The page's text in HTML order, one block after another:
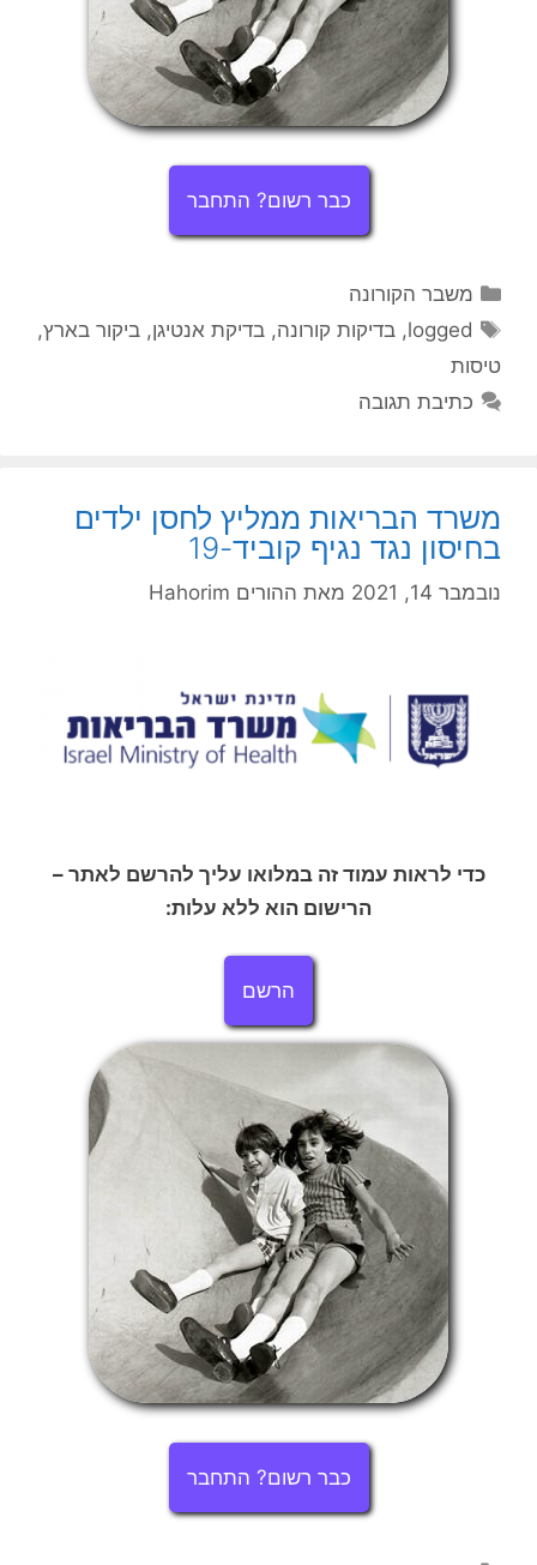
כבר רשום? התחבר
קטגוריות
משבר הקורונה
תגיות
logged
,בדיקות קורונה,בדיקת אנטיגן,ביקור בארץ,
טיסות
כתיבת תגובה
משרד הבריאות ממליץ לחסן ילדים
בחיסון נגד נגיף קוביד-19
נובמבר 14, 2021 מאת ההורים Hahorim
כדי לראות עמוד זה במלואו עליך להרשם לאתר –
הרישום הוא ללא עלות:
הרשם
כבר רשום? התחבר